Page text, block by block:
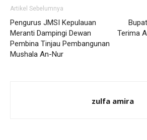
Artikel Sebelumnya
Pengurus JMSI Kepulauan
Meranti Dampingi Dewan
Pembina Tinjau Pembangunan
Mushala An-Nur
Terima
zulfa amira